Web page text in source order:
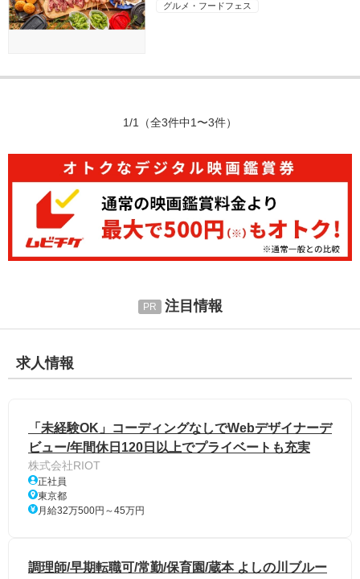
グルメ・フードフェス
1/1 （全3件中1〜3件）
注目情報
求人情報
「未経験OK」コーディングなしでWebデザイナーデ
ビュー/年間休日120日以上でプライベートも充実
株式会社RIOT
正社員
東京都
月給32万500円～45万円
調理師/早期転職可/常勤/保育園/蔵本 よしの川ブルー